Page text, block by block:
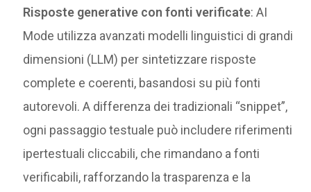
Risposte generative con fonti verificate: AI
Mode utilizza avanzati modelli linguistici di grandi
dimensioni (LLM) per sintetizzare risposte
complete e coerenti, basandosi su più fonti
autorevoli. A differenza dei tradizionali “snippet”,
ogni passaggio testuale può includere riferimenti
ipertestuali cliccabili, che rimandano a fonti
verificabili, rafforzando la trasparenza e la